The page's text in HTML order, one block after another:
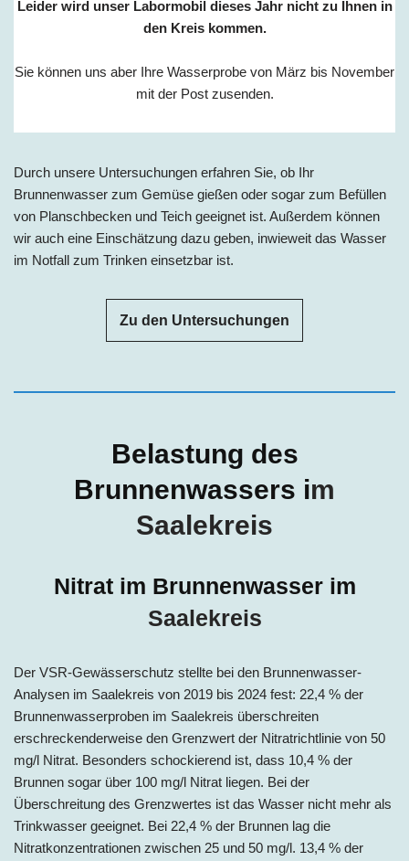
Leider wird unser Labormobil dieses Jahr nicht zu Ihnen in
den Kreis kommen.
Sie können uns aber Ihre Wasserprobe von März bis November
mit der Post zusenden.
Durch unsere Untersuchungen erfahren Sie, ob Ihr
Brunnenwasser zum Gemüse gießen oder sogar zum Befüllen
von Planschbecken und Teich geeignet ist. Außerdem können
wir auch eine Einschätzung dazu geben, inwieweit das Wasser
im Notfall zum Trinken einsetzbar ist.
Zu den Untersuchungen
Belastung des
Brunnenwassers im
Saalekreis
Nitrat im Brunnenwasser im
Saalekreis
Der VSR-Gewässerschutz stellte bei den Brunnenwasser-
Analysen im Saalekreis von 2019 bis 2024 fest: 22,4 % der
Brunnenwasserproben im Saalekreis überschreiten
erschreckenderweise den Grenzwert der Nitratrichtlinie von 50
mg/l Nitrat. Besonders schockierend ist, dass 10,4 % der
Brunnen sogar über 100 mg/l Nitrat liegen. Bei der
Überschreitung des Grenzwertes ist das Wasser nicht mehr als
Trinkwasser geeignet. Bei 22,4 % der Brunnen lag die
Nitratkonzentrationen zwischen 25 und 50 mg/l. 13,4 % der